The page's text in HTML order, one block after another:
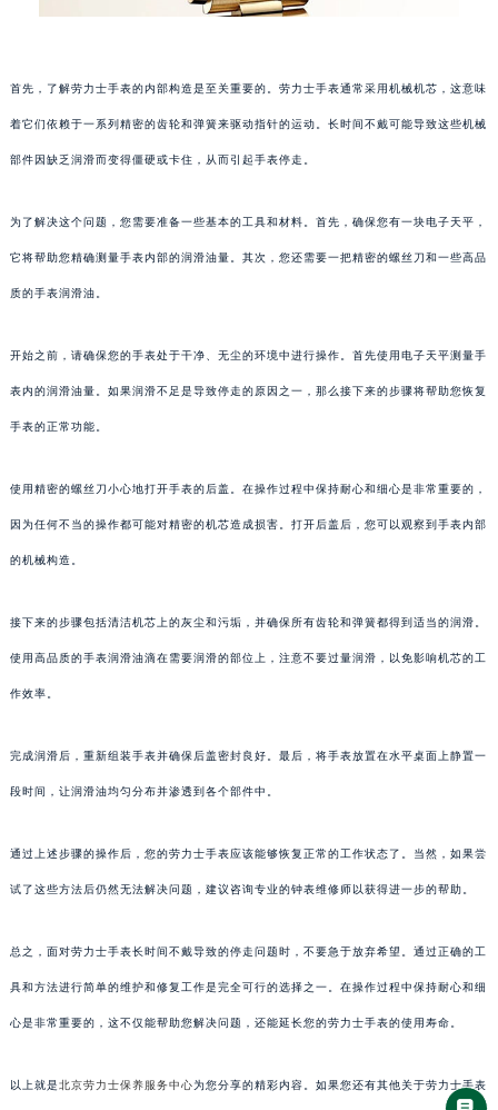
首先，了解劳力士手表的内部构造是至关重要的。劳力士手表通常采用机械机芯，这意味
着它们依赖于一系列精密的齿轮和弹簧来驱动指针的运动。长时间不戴可能导致这些机械
部件因缺乏润滑而变得僵硬或卡住，从而引起手表停走。
为了解决这个问题，您需要准备一些基本的工具和材料。首先，确保您有一块电子天平，
它将帮助您精确测量手表内部的润滑油量。其次，您还需要一把精密的螺丝刀和一些高品
质的手表润滑油。
开始之前，请确保您的手表处于干净、无尘的环境中进行操作。首先使用电子天平测量手
表内的润滑油量。如果润滑不足是导致停走的原因之一，那么接下来的步骤将帮助您恢复
手表的正常功能。
使用精密的螺丝刀小心地打开手表的后盖。在操作过程中保持耐心和细心是非常重要的，
因为任何不当的操作都可能对精密的机芯造成损害。打开后盖后，您可以观察到手表内部
的机械构造。
接下来的步骤包括清洁机芯上的灰尘和污垢，并确保所有齿轮和弹簧都得到适当的润滑。
使用高品质的手表润滑油滴在需要润滑的部位上，注意不要过量润滑，以免影响机芯的工
作效率。
完成润滑后，重新组装手表并确保后盖密封良好。最后，将手表放置在水平桌面上静置一
段时间，让润滑油均匀分布并渗透到各个部件中。
通过上述步骤的操作后，您的劳力士手表应该能够恢复正常的工作状态了。当然，如果尝
试了这些方法后仍然无法解决问题，建议咨询专业的钟表维修师以获得进一步的帮助。
总之，面对劳力士手表长时间不戴导致的停走问题时，不要急于放弃希望。通过正确的工
具和方法进行简单的维护和修复工作是完全可行的选择之一。在操作过程中保持耐心和细
心是非常重要的，这不仅能帮助您解决问题，还能延长您的劳力士手表的使用寿命。
以上就是北京劳力士保养服务中心为您分享的精彩内容。如果您还有其他关于劳力士手表